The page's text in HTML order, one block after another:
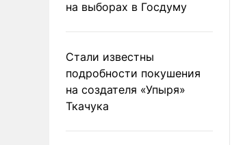
на выборах в Госдуму
Стали известны
подробности покушения
на создателя «Упыря»
Ткачука